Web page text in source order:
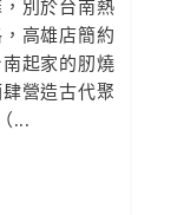
別於台南熱
高雄店簡約
起家的肕燒
營造古代聚
...